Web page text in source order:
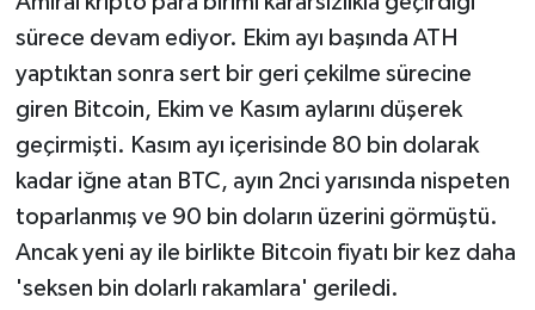
sürece devam ediyor. Ekim ayı başında ATH
yaptıktan sonra sert bir geri çekilme sürecine
giren Bitcoin, Ekim ve Kasım aylarını düşerek
geçirmişti. Kasım ayı içerisinde 80 bin dolarak
kadar iğne atan BTC, ayın 2nci yarısında nispeten
toparlanmış ve 90 bin doların üzerini görmüştü.
Ancak yeni ay ile birlikte Bitcoin fiyatı bir kez daha
'seksen bin dolarlı rakamlara' geriledi.
Köşe Yazıları
Kültür Sanat
Magazin